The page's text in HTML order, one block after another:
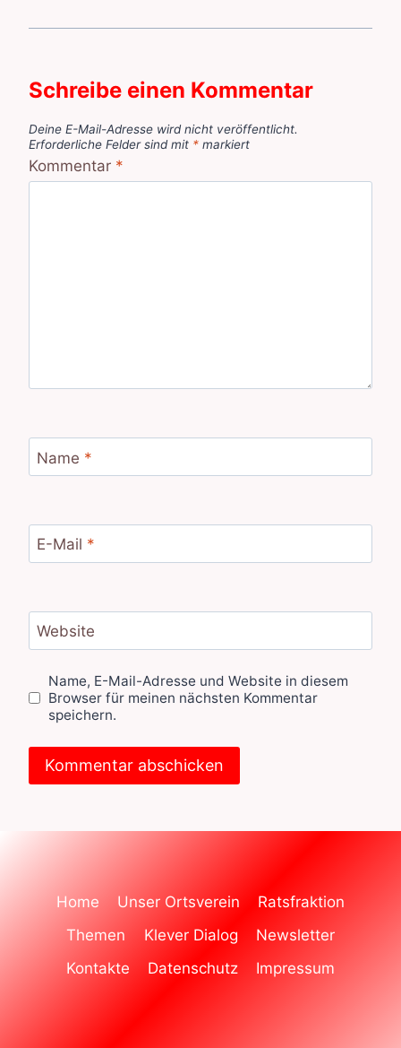
Schreibe einen Kommentar
Deine E-Mail-Adresse wird nicht veröffentlicht.
Erforderliche Felder sind mit * markiert
Kommentar *
Name *
E-Mail *
Website
Name, E-Mail-Adresse und Website in diesem
Browser für meinen nächsten Kommentar
speichern.
Home Unser Ortsverein
Ratsfraktion
Themen
Klever Dialog
Newsletter
Kontakte
Datenschutz Impressum